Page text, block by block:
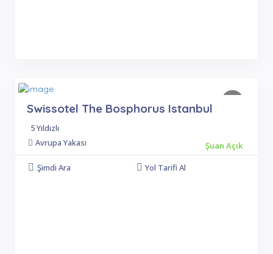
Swissotel The Bosphorus Istanbul
5 Yıldızlı
Avrupa Yakası
Şuan Açık
Şimdi Ara
Yol Tarifi Al